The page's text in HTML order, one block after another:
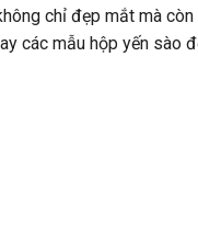
chỉ đẹp mắt mà
các mẫu hộp yến sào